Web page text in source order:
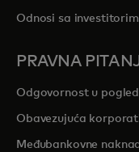
Odnosi sa
PRAVNA
Odgovornost u
Obavezujuća
Međubankovne